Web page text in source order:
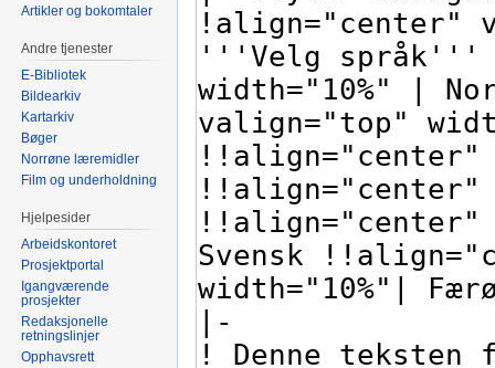
Artikler og bokomtaler
Andre tjenester
E-Bibliotek
Bildearkiv
Kartarkiv
Bøger
Norrøne læremidler
Film og underholdning
Hjelpesider
Arbeidskontoret
Prosjektportal
Igangværende
prosjekter
Redaksjonelle
retningslinjer
Opphavsrett